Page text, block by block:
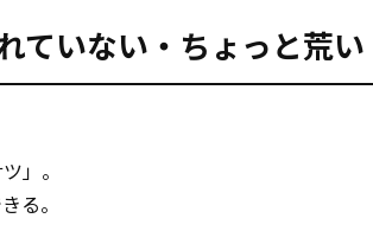
いない・ちょっと荒い
」。
る。